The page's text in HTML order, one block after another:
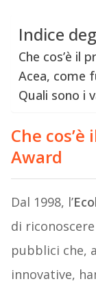
Indice
Che cos’è il
Acea, come
Quali sono i
Che
Award
Dal 1998, l’
di
pubblici che,
innovative,